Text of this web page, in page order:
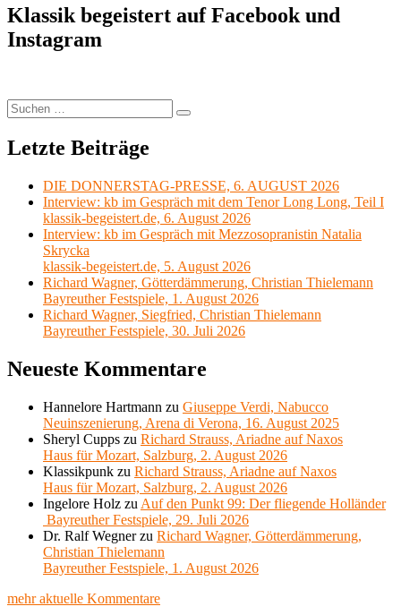
Klassik begeistert auf Facebook und
Instagram
Suchen
nach:
Suchen
Letzte Beiträge
DIE DONNERSTAG-PRESSE, 6. AUGUST 2026
Interview: kb im Gespräch mit dem Tenor Long Long, Teil I
klassik-begeistert.de, 6. August 2026
Interview: kb im Gespräch mit Mezzosopranistin Natalia
Skrycka
klassik-begeistert.de, 5. August 2026
Richard Wagner, Götterdämmerung, Christian Thielemann
Bayreuther Festspiele, 1. August 2026
Richard Wagner, Siegfried, Christian Thielemann
Bayreuther Festspiele, 30. Juli 2026
Neueste Kommentare
Hannelore Hartmann zu Giuseppe Verdi, Nabucco
Neuinszenierung, Arena di Verona, 16. August 2025
Sheryl Cupps zu Richard Strauss, Ariadne auf Naxos
Haus für Mozart, Salzburg, 2. August 2026
Klassikpunk zu Richard Strauss, Ariadne auf Naxos
Haus für Mozart, Salzburg, 2. August 2026
Ingelore Holz zu Auf den Punkt 99: Der fliegende Holländer
Bayreuther Festspiele, 29. Juli 2026
Dr. Ralf Wegnerzu Richard Wagner, Götterdämmerung,
Christian Thielemann
Bayreuther Festspiele, 1. August 2026
mehr aktuelle Kommentare